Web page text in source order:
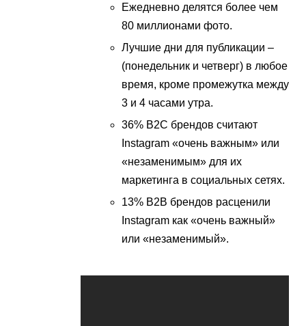
Ежедневно делятся более чем
80 миллионами фото.
Лучшие дни для публикации –
(понедельник и четверг) в любое
время, кроме промежутка между
3 и 4 часами утра.
36% B2C брендов считают
Instagram «очень важным» или
«незаменимым» для их
маркетинга в социальных сетях.
13% B2B брендов расценили
Instagram как «очень важный»
или «незаменимый».